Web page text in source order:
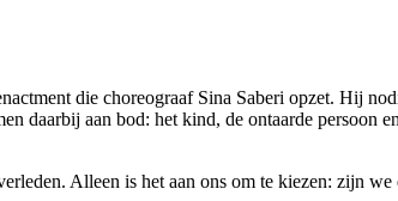
die choreograaf Sina Saberi opzet. Hij
daarbij aan bod: het kind, de ontaarde persoon
Alleen is het aan ons om te kiezen: zijn